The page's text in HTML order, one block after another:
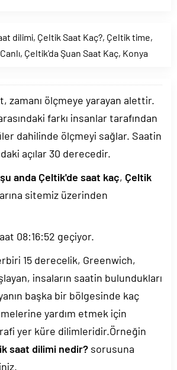
dilimi, Çeltik Saat Kaç?, Çeltik time,
, Çeltik'da Şuan Saat Kaç, Konya
zamanı ölçmeye yarayan alettir.
farkı insanlar tarafından
dahilinde ölçmeyi sağlar. Saatin
açılar 30 derecedir.
şu anda Çeltik'de saat kaç, Çeltik
sitemiz üzerinden
08:16:52 geçiyor.
15 derecelik, Greenwich,
insaların saatin bulundukları
başka bir bölgesinde kaç
yardım etmek için
yer küre dilimleridir.Örneğin
saat dilimi nedir? sorusuna